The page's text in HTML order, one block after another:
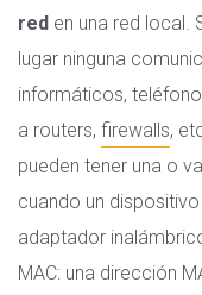
red en una red local.
lugar ninguna
informáticos,
a routers, firewalls,
pueden tener una o
cuando un
adaptador
MAC: una dirección